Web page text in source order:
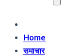
Home
समाचार